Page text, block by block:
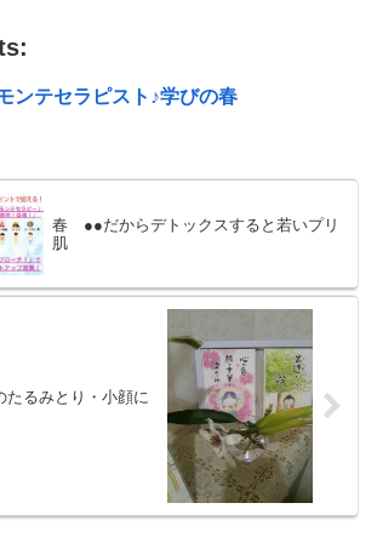
ンテセラピスト♪学びの春
春 ●●だからデトックスすると若いプリ
肌
たるみとり・小顔に